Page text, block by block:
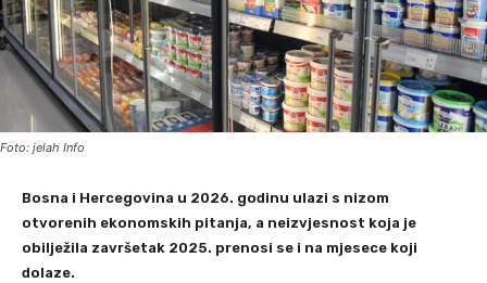
Foto: jelah Info
Bosna i Hercegovina u 2026. godinu ulazi s nizom
otvorenih ekonomskih pitanja, a neizvjesnost koja je
obilježila završetak 2025. prenosi se i na mjesece koji
dolaze.